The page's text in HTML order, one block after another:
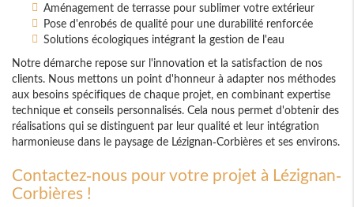
Aménagement de terrasse pour sublimer votre extérieur
Pose d'enrobés de qualité pour une durabilité renforcée
Solutions écologiques intégrant la gestion de l'eau
Notre démarche repose sur l'innovation et la satisfaction de nos
clients. Nous mettons un point d'honneur à adapter nos méthodes
aux besoins spécifiques de chaque projet, en combinant expertise
technique et conseils personnalisés. Cela nous permet d'obtenir des
réalisations qui se distinguent par leur qualité et leur intégration
harmonieuse dans le paysage de Lézignan-Corbières et ses environs.
Contactez-nous pour votre projet à Lézignan-
Corbières !